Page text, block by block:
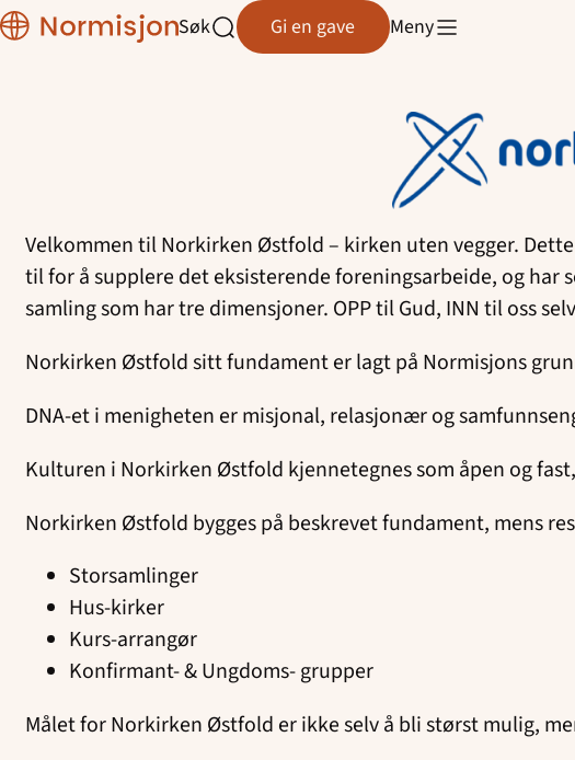
Region
Østfold
Åpne
Søk Gi en gave Meny
Velkommen til Norkirken Østfold – kirken uten vegger.
til for å supplere det eksisterende foreningsarbeide, og har
samling som har tre dimensjoner. OPP til Gud, INN til oss
Norkirken Østfold sitt fundament er lagt på Normisjons
DNA-et i menigheten er misjonal, relasjonær og
Kulturen i Norkirken Østfold kjennetegnes som åpen og
Norkirken Østfold bygges på beskrevet fundament, mens
Storsamlinger
Hus-kirker
Kurs-arrangør
Konfirmant- & Ungdoms- grupper
Målet for Norkirken Østfold er ikke selv å bli størst mulig,